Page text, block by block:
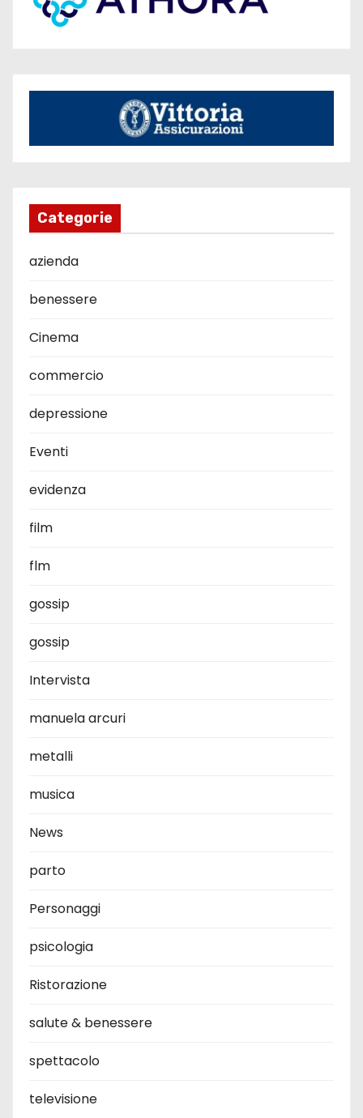
Categorie
azienda
benessere
Cinema
commercio
depressione
Eventi
evidenza
film
flm
gossip
gossip
Intervista
manuela arcuri
metalli
musica
News
parto
Personaggi
psicologia
Ristorazione
salute & benessere
spettacolo
televisione